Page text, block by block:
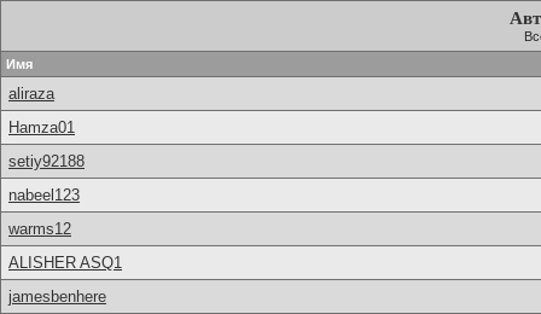
Имя
aliraza
Hamza01
setiy92188
nabeel123
warms12
ALISHER ASQ1
jamesbenhere